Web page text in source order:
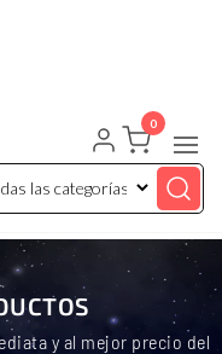
0
y al mejor precio del